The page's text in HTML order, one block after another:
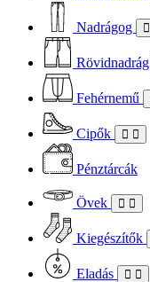
Nadrágog
Rövidnadrág
Fehérnemű
Cipők
Pénztárcák
Övek
Kiegészítők
Eladás